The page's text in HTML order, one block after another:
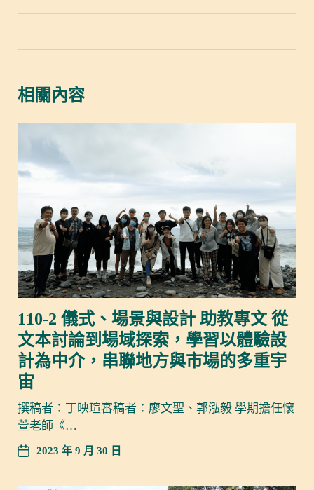
相關內容
110-2 儀式、場景與設計 助教專文 從
文本討論到場域探索，學習以體驗設
計為中介，串聯地方與市場的多重宇
宙
撰稿者：丁映瑄審稿者：廖文聖、郭泓毅 學期擔任懷
萱老師《…
2023 年 9 月 30 日